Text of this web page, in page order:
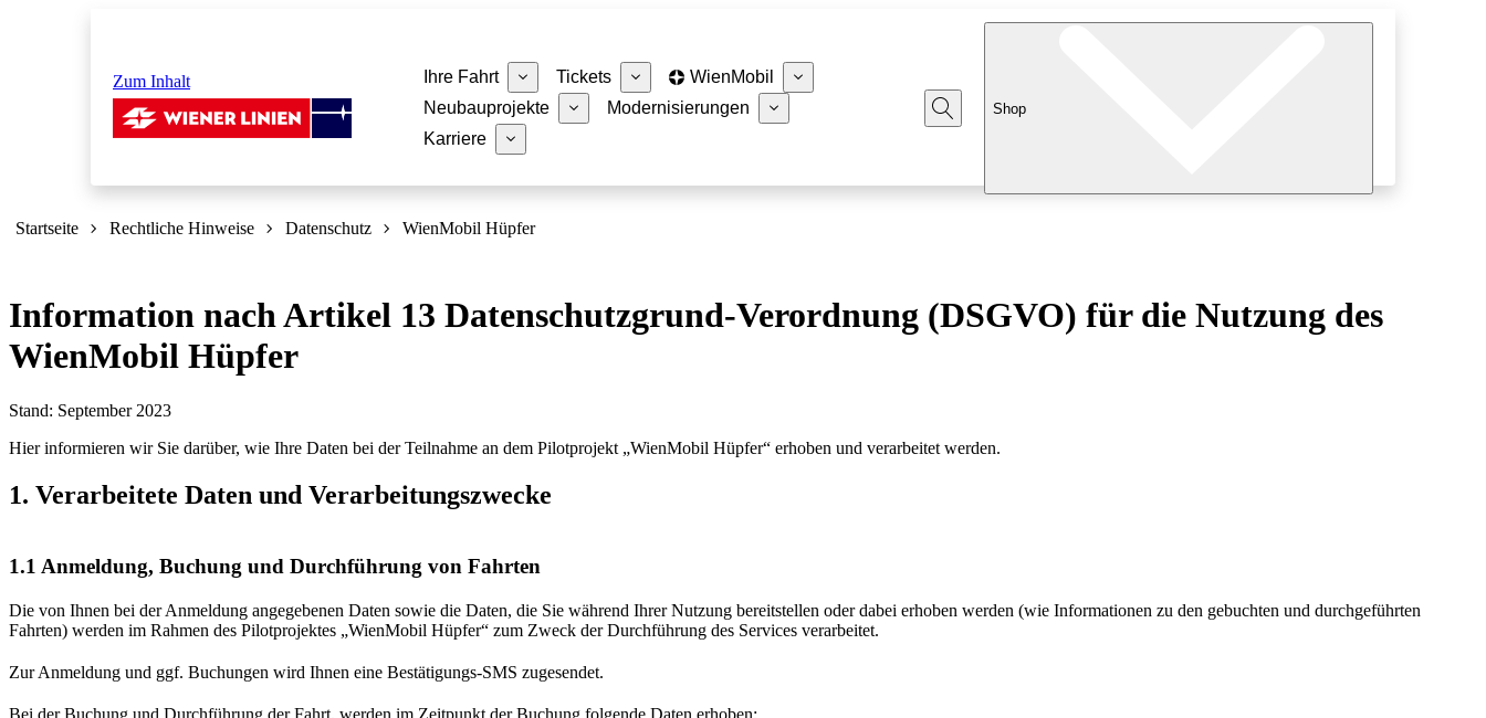
Zum Inhalt Ihre Fahrt Tickets
WienMobil
Neubauprojekte
Modernisierungen
Karriere
Shop
hier:
Startseite Rechtliche Hinweise Datenschutz WienMobil Hüpfer
Information nach Artikel 13 Datenschutzgrund-Verordnung (DSGVO) für die Nutzung des
WienMobil Hüpfer
Stand: September 2023
Hier informieren wir Sie darüber, wie Ihre Daten bei der Teilnahme an dem Pilotprojekt „WienMobil Hüpfer“ erhoben und verarbeitet werden.
1. Verarbeitete Daten und Verarbeitungszwecke
1.1 Anmeldung, Buchung und Durchführung von Fahrten
Die von Ihnen bei der Anmeldung angegebenen Daten sowie die Daten, die Sie während Ihrer Nutzung bereitstellen oder dabei erhoben werden (wie Informationen zu den gebuchten und durchgeführten
Fahrten) werden im Rahmen des Pilotprojektes „WienMobil Hüpfer“ zum Zweck der Durchführung des Services verarbeitet.
Zur Anmeldung und ggf. Buchungen wird Ihnen eine Bestätigungs-SMS zugesendet.
Bei der Buchung und Durchführung der Fahrt, werden im Zeitpunkt der Buchung folgende Daten erhoben: